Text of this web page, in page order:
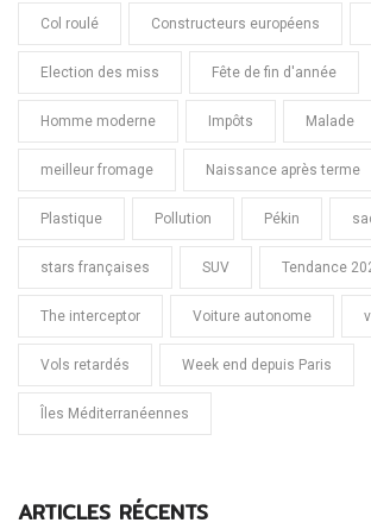
Col roulé Constructeurs européens
Election des miss Fête de fin d'année
Homme moderne Impôts Malade
meilleur fromage Naissance après terme
Plastique Pollution Pékin
stars françaises SUV Tendance
The interceptor Voiture autonome
Vols retardés Week end depuis Paris
Îles Méditerranéennes
ARTICLES RÉCENTS